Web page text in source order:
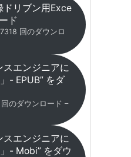
ドリブン用Exce
ド
回のダウンロ
スエンジニアに
- EPUB” をダ
のダウンロード –
スエンジニアに
- Mobi” をダウ